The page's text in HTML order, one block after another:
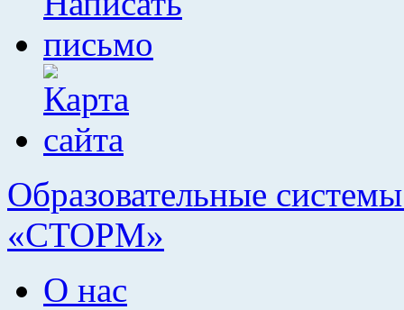
Образовательные
«СТОРМ»
О нас